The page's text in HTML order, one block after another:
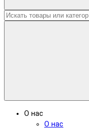
О нас
О нас